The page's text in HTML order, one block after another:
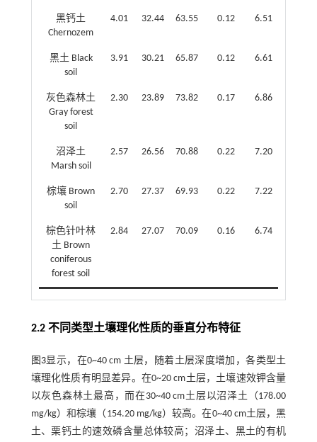
黑钙土
Chernozem
4.01 32.44 63.55 0.12 6.51
黑土 Black
soil
3.91 30.21 65.87 0.12 6.61
灰色森林土
Gray forest
soil
2.30 23.89 73.82 0.17 6.86
沼泽土
Marsh soil
2.57 26.56 70.88 0.22 7.20
棕壤 Brown
soil
2.70 27.37 69.93 0.22 7.22
棕色针叶林
土 Brown
coniferous
forest soil
2.84 27.07 70.09 0.16 6.74
2.2 不同类型土壤理化性质的垂直分布特征
图3显示，在0~40 cm 土层，随着土层深度增加，各类型土
壤理化性质有明显差异。在0~20 cm土层，土壤速效钾含量
以灰色森林土最高，而在30~40 cm土层以沼泽土（178.00
mg/kg）和棕壤（154.20 mg/kg）较高。在0~40 cm土层，黑
土、栗钙土的速效磷含量总体较高；沼泽土、黑土的有机